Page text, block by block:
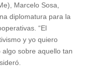
Marcelo Sosa,
diplomatura para la
“El
y yo quiero
sobre aquello tan